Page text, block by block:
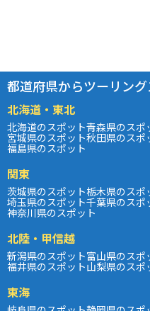
都道府県からツーリン
北海道・東北
北海道のスポット青森県のスポ
宮城県のスポット秋田県のスポ
福島県のスポット
関東
茨城県のスポット栃木県のスポ
埼玉県のスポット千葉県のスポ
神奈川県のスポット
北陸・甲信越
新潟県のスポット富山県のスポ
福井県のスポット山梨県のスポ
東海